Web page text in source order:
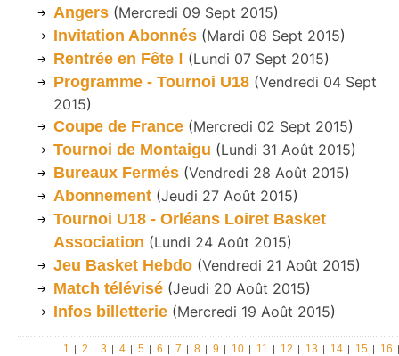
Angers (Mercredi 09 Sept 2015)
Invitation Abonnés (Mardi 08 Sept 2015)
Rentrée en Fête ! (Lundi 07 Sept 2015)
Programme - Tournoi U18 (Vendredi 04 Sept
2015)
Coupe de France (Mercredi 02 Sept 2015)
Tournoi de Montaigu (Lundi 31 Août 2015)
Bureaux Fermés (Vendredi 28 Août 2015)
Abonnement (Jeudi 27 Août 2015)
Tournoi U18 - Orléans Loiret Basket
Association (Lundi 24 Août 2015)
Jeu Basket Hebdo (Vendredi 21 Août 2015)
Match télévisé (Jeudi 20 Août 2015)
Infos billetterie (Mercredi 19 Août 2015)
1 2 3 4 5 6 7 8 9 10 11 12 13 14 15
16